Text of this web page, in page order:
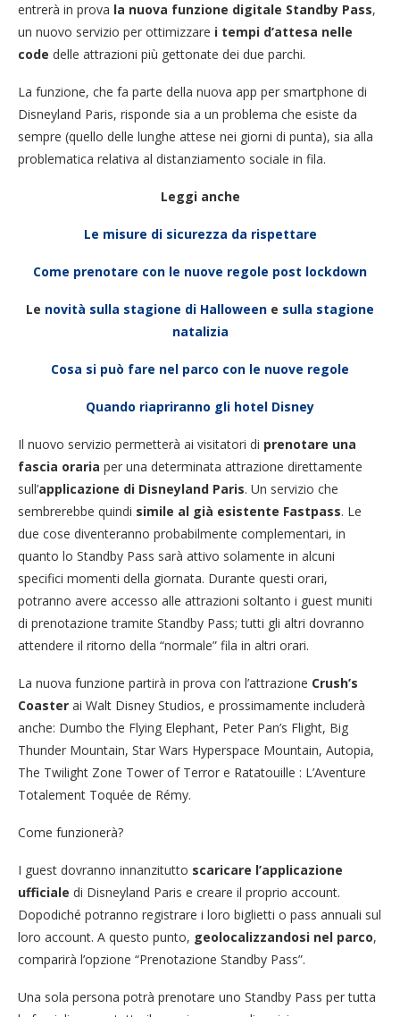
entrerà in prova la nuova funzione digitale Standby Pass,
un nuovo servizio per ottimizzare i tempi d’attesa nelle
code delle attrazioni più gettonate dei due parchi.
La funzione, che fa parte della nuova app per smartphone di
Disneyland Paris, risponde sia a un problema che esiste da
sempre (quello delle lunghe attese nei giorni di punta), sia alla
problematica relativa al distanziamento sociale in fila.
Leggi anche
Le misure di sicurezza da rispettare
Come prenotare con le nuove regole post lockdown
Le novità sulla stagione di Halloween e sulla stagione
natalizia
Cosa si può fare nel parco con le nuove regole
Quando riapriranno gli hotel Disney
Il nuovo servizio permetterà ai visitatori di prenotare una
fascia oraria per una determinata attrazione direttamente
sull’applicazione di Disneyland Paris. Un servizio che
sembrerebbe quindi simile al già esistente Fastpass. Le
due cose diventeranno probabilmente complementari, in
quanto lo Standby Pass sarà attivo solamente in alcuni
specifici momenti della giornata. Durante questi orari,
potranno avere accesso alle attrazioni soltanto i guest muniti
di prenotazione tramite Standby Pass; tutti gli altri dovranno
attendere il ritorno della “normale” fila in altri orari.
La nuova funzione partirà in prova con l’attrazione Crush’s
Coaster ai Walt Disney Studios, e prossimamente includerà
anche: Dumbo the Flying Elephant, Peter Pan’s Flight, Big
Thunder Mountain, Star Wars Hyperspace Mountain, Autopia,
The Twilight Zone Tower of Terror e Ratatouille : L’Aventure
Totalement Toquée de Rémy.
Come funzionerà?
I guest dovranno innanzitutto scaricare l’applicazione
ufficiale di Disneyland Paris e creare il proprio account.
Dopodiché potranno registrare i loro biglietti o pass annuali sul
loro account. A questo punto, geolocalizzandosi nel parco,
comparirà l’opzione “Prenotazione Standby Pass”.
Una sola persona potrà prenotare uno Standby Pass per tutta